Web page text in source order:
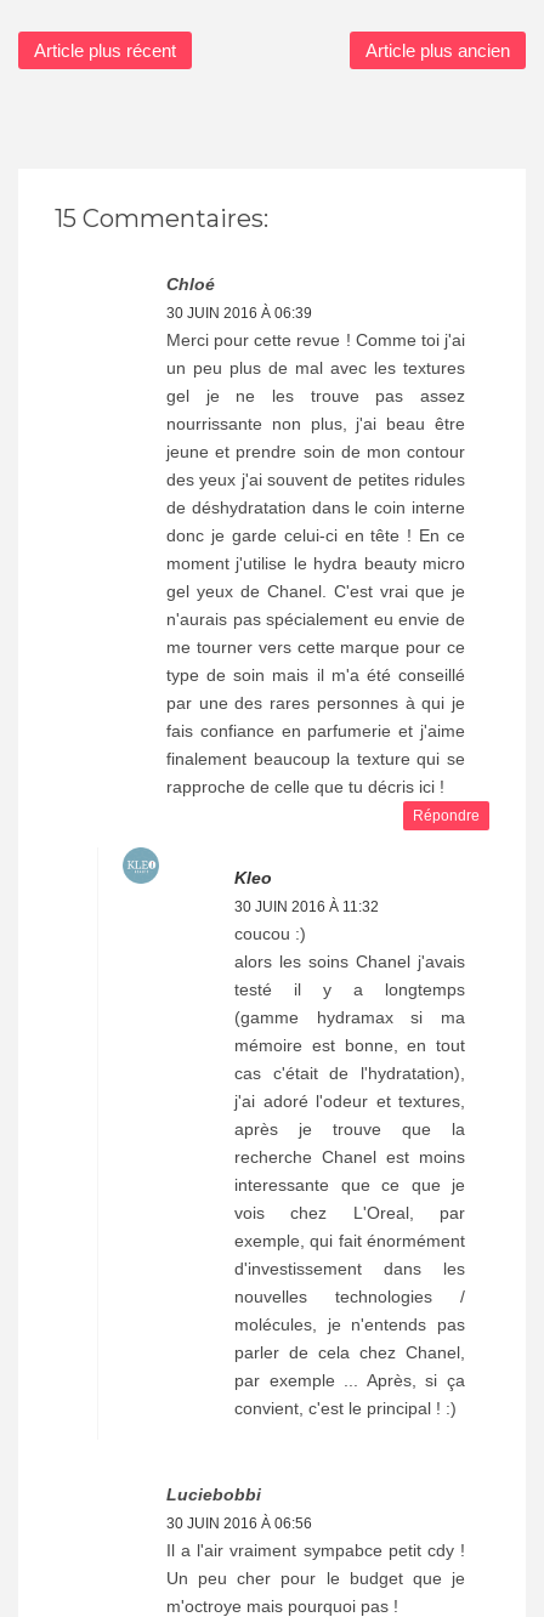
Article plus récent Article plus ancien
15 Commentaires:
Chloé
30 JUIN 2016 À 06:39
Merci pour cette revue ! Comme toi j'ai
un peu plus de mal avec les textures
gel je ne les trouve pas assez
nourrissante non plus, j'ai beau être
jeune et prendre soin de mon contour
des yeux j'ai souvent de petites ridules
de déshydratation dans le coin interne
donc je garde celui-ci en tête ! En ce
moment j'utilise le hydra beauty micro
gel yeux de Chanel. C'est vrai que je
n'aurais pas spécialement eu envie de
me tourner vers cette marque pour ce
type de soin mais il m'a été conseillé
par une des rares personnes à qui je
fais confiance en parfumerie et j'aime
finalement beaucoup la texture qui se
rapproche de celle que tu décris ici !
Répondre
Kleo
30 JUIN 2016 À 11:32
coucou :)
alors les soins Chanel j'avais
testé il y a longtemps
(gamme hydramax si ma
mémoire est bonne, en tout
cas c'était de l'hydratation),
j'ai adoré l'odeur et textures,
après je trouve que la
recherche Chanel est moins
interessante que ce que je
vois chez L'Oreal, par
exemple, qui fait énormément
d'investissement dans les
nouvelles technologies /
molécules, je n'entends pas
parler de cela chez Chanel,
par exemple ... Après, si ça
convient, c'est le principal ! :)
Luciebobbi
30 JUIN 2016 À 06:56
Il a l'air vraiment sympabce petit cdy !
Un peu cher pour le budget que je
m'octroye mais pourquoi pas !